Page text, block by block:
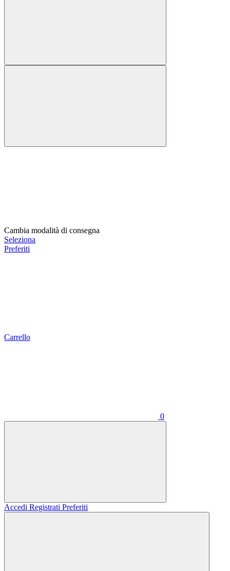
Cambia modalità di consegna
Seleziona
Preferiti
Carrello
0
Accedi Registrati Preferiti